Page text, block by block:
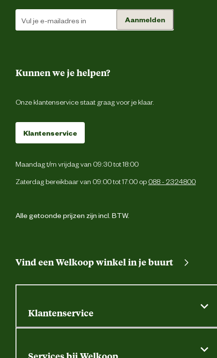
Aanmelden
Kunnen we je helpen?
Onze klantenservice staat graag voor je klaar.
Klantenservice
Maandag t/m vrijdag van 09:30 tot 18:00
Zaterdag bereikbaar van 09:00 tot 17:00 op 088 - 2324800
Alle getoonde prijzen zijn incl. BTW.
Vind een Welkoop winkel in je buurt
Klantenservice